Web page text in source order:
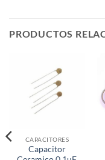
PRODUCTOS
CAPACITORES
Capacitor